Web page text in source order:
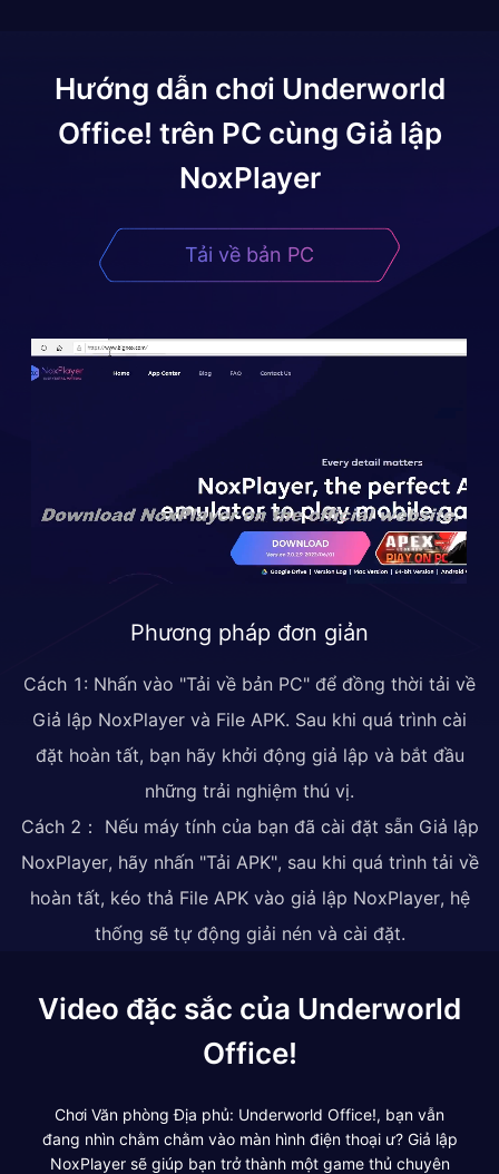
Hướng dẫn chơi Underworld
Office! trên PC cùng Giả lập
NoxPlayer
Tải về bản PC
Phương pháp đơn giản
Cách 1: Nhấn vào "Tải về bản PC" để đồng thời tải về
Giả lập NoxPlayer và File APK. Sau khi quá trình cài
đặt hoàn tất, bạn hãy khởi động giả lập và bắt đầu
những trải nghiệm thú vị.
Cách 2： Nếu máy tính của bạn đã cài đặt sẵn Giả lập
NoxPlayer, hãy nhấn "Tải APK", sau khi quá trình tải về
hoàn tất, kéo thả File APK vào giả lập NoxPlayer, hệ
thống sẽ tự động giải nén và cài đặt.
Video đặc sắc của Underworld
Office!
Chơi Văn phòng Địa phủ: Underworld Office!, bạn vẫn
đang nhìn chằm chằm vào màn hình điện thoại ư? Giả lập
NoxPlayer sẽ giúp bạn trở thành một game thủ chuyên